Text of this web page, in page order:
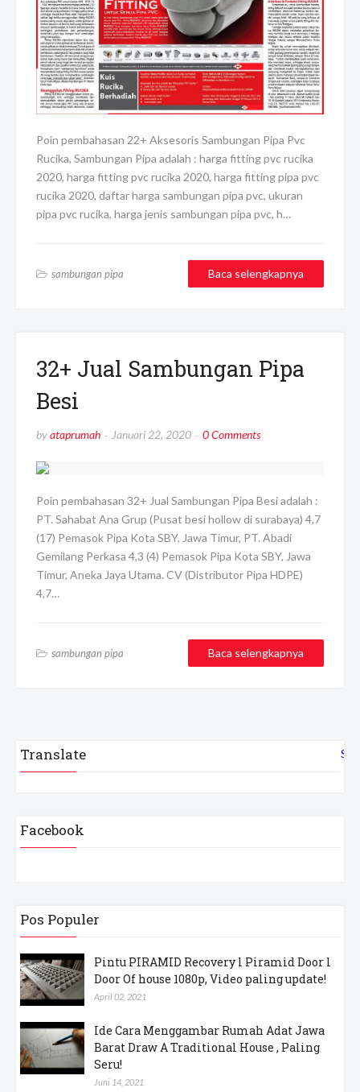
Poin pembahasan 22+ Aksesoris Sambungan Pipa Pvc
Rucika, Sambungan Pipa adalah : harga fitting pvc rucika
2020, harga fitting pvc rucika 2020, harga fitting pipa pvc
rucika 2020, daftar harga sambungan pipa pvc, ukuran
pipa pvc rucika, harga jenis sambungan pipa pvc, h…
sambungan pipa Baca selengkapnya
32+ Jual Sambungan Pipa
Besi
byataprumah Januari 22, 2020 0 Comments
Poin pembahasan 32+ Jual Sambungan Pipa Besi adalah :
PT. Sahabat Ana Grup (Pusat besi hollow di surabaya) 4,7
(17) Pemasok Pipa Kota SBY, Jawa Timur, PT. Abadi
Gemilang Perkasa 4,3 (4) Pemasok Pipa Kota SBY, Jawa
Timur, Aneka Jaya Utama. CV (Distributor Pipa HDPE)
4,7…
sambungan pipa Baca selengkapnya
Translate
Facebook
Pos Populer
Pintu PIRAMID Recovery l Piramid Door l
Door Of house 1080p, Video paling update!
April 02, 2021
Ide Cara Menggambar Rumah Adat Jawa
Barat Draw A Traditional House , Paling
Seru!
Juni 14, 2021